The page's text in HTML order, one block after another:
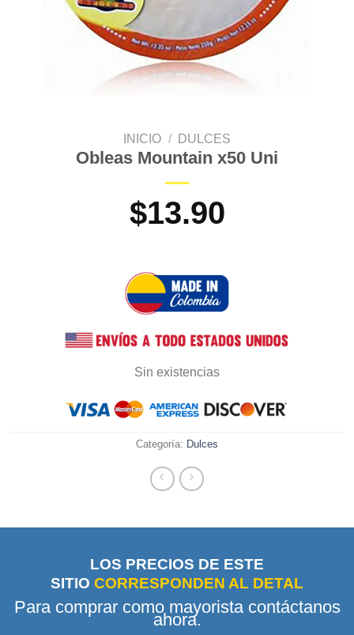
INICIO / DULCES
Obleas Mountain x50 Uni
$13.90
Sin existencias
Categoría: Dulces
LOS PRECIOS DE ESTE
SITIO CORRESPONDEN AL DETAL
Para comprar como mayorista contáctanos
ahora.